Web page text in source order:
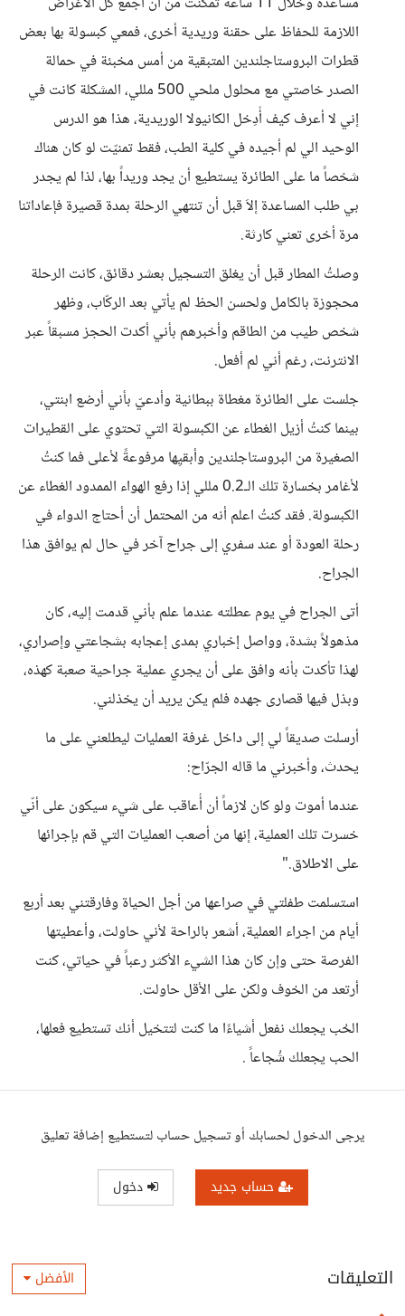
اللازمة للحفاظ على حقنة وريدية أخرى، فمعي كبسولة بها بعض
قطرات البروستاجلندين المتبقية من أمس مخبئة في حمالة
الصدر خاصتي مع محلول ملحي 500 مللي، المشكلة كانت في
إني لا أعرف كيف أُدِخل الكانيولا الوريدية، هذا هو الدرس
الوحيد الي لم أجيده في كلية الطب، فقط تمنيّت لو كان هناك
شخصاً ما على الطائرة يستطيع أن يجد وريداً بها، لذا لم يجدر
بي طلب المساعدة إلاَ قبل أن تنتهي الرحلة بمدة قصيرة فإعاداتنا
مرة أخرى تعني كارثة.
وصلتُ المطار قبل أن يغلق التسجيل بعشر دقائق، كانت الرحلة
محجوزة بالكامل ولحسن الحظ لم يأتي بعد الركّاب، وظهر
شخص طيب من الطاقم وأخبرهم بأني أكدت الحجز مسبقاً عبر
الانترنت، رغم أني لم أفعل.
جلست على الطائرة مغطاة ببطانية وأدعيّ بأني أرضع ابنتي،
بينما كنتُ أزيل الغطاء عن الكبسولة التي تحتوي على القطيرات
الصغيرة من البروستاجلندين وأبقيِها مرفوعةً لأعلى فما كنتُ
لأغامر بخسارة تلك الـ0.2 مللي إذا رفع الهواء الممدود الغطاء عن
الكبسولة. فقد كنتُ اعلم أنه من المحتمل أن أحتاج الدواء في
رحلة العودة أو عند سفري إلى جراح آخر في حال لم يوافق هذا
الجراح.
أتى الجراح في يوم عطلته عندما علم بأني قدمت إليه، كان
مذهولاً بشدة، وواصل إخباري بمدى إعجابه بشجاعتي وإصراري،
لهذا تأكدت بأنه وافق على أن يجري عملية جراحية صعبة كهذه،
وبذل فيها قصارى جهده فلم يكن يريد أن يخذلني.
أرسلت صديقاً لي إلى داخل غرفة العمليات ليطلعني على ما
يحدث، وأخبرني ما قاله الجرّاح:
عندما أموت ولو كان لازماً أن أُعاقب على شيء سيكون على أنّي
خسرت تلك العملية، إنها من أصعب العمليات التي قم بإجرائها
على الاطلاق."
استسلمت طفلتي في صراعها من أجل الحياة وفارقتني بعد أربع
أيام من اجراء العملية، أشعر بالراحة لأني حاولت، وأعطيتها
الفرصة حتى وإن كان هذا الشيء الأكثر رعباً في حياتي، كنت
أرتعد من الخوف ولكن على الأقل حاولت.
الحُب يجعلك نفعل أشياءًا ما كنت لتتخيل أنك تستطيع فعلها،
الحب يجعلك شُجاعاً .
يرجى الدخول لحسابك أو تسجيل حساب لتستطيع إضافة تعليق
حساب جديد دخول
التعليقات الأفضل